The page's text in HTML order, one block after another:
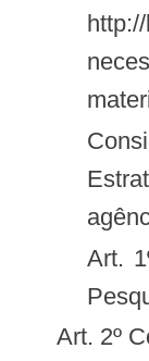
Considerando que compete ao Departamento de Ciência e Tecnologia da Secretaria de Ciência, Tecnologia e Insumos
Art. 1º Fica instituído o Grupo de Trabalho para definição de diretrizes gerais de operacionalização da Rede Nacional de
Art. 2º